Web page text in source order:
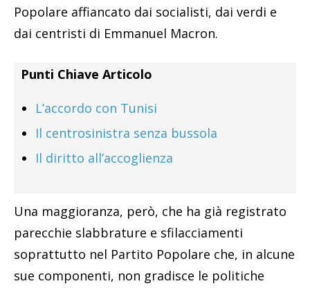
Popolare affiancato dai socialisti, dai verdi e
dai centristi di Emmanuel Macron.
Punti Chiave Articolo
L’accordo con Tunisi
Il centrosinistra senza bussola
Il diritto all’accoglienza
Una maggioranza, però, che ha già registrato
parecchie slabbrature e sfilacciamenti
soprattutto nel Partito Popolare che, in alcune
sue componenti, non gradisce le politiche